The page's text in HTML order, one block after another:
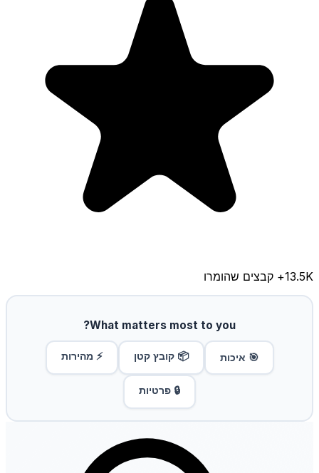
13.5K+ קבצים שהומרו
What matters most to you?
🎯 איכות 📦 קובץ קטן ⚡ מהירות
🔒 פרטיות